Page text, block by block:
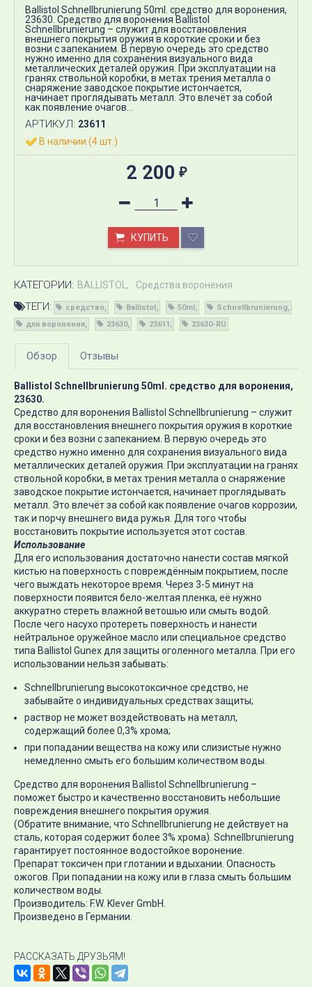
Ballistol Schnellbrunierung 50ml. средство для воронения,
23630. Средство для воронения Ballistol
Schnellbrunierung – служит для восстановления
внешнего покрытия оружия в короткие сроки и без
возни с запеканием. В первую очередь это средство
нужно именно для сохранения визуального вида
металлических деталей оружия. При эксплуатации на
гранях ствольной коробки, в метах трения металла о
снаряжение заводское покрытие истончается,
начинает проглядывать металл. Это влечёт за собой
как появление очагов...
АРТИКУЛ: 23611
В наличии (4 шт.)
2 200 ₽
КУПИТЬ
КАТЕГОРИИ: BALLISTOL Средства воронения
ТЕГИ: средство Ballistol 50ml
Schnellbrunierung
для воронения
23630 23611 23630-RU
Обзор Отзывы
Ballistol Schnellbrunierung 50ml. средство для воронения,
23630.
Средство для воронения Ballistol Schnellbrunierung – служит
для восстановления внешнего покрытия оружия в короткие
сроки и без возни с запеканием. В первую очередь это
средство нужно именно для сохранения визуального вида
металлических деталей оружия. При эксплуатации на гранях
ствольной коробки, в метах трения металла о снаряжение
заводское покрытие истончается, начинает проглядывать
металл. Это влечёт за собой как появление очагов коррозии,
так и порчу внешнего вида ружья. Для того чтобы
восстановить покрытие используется этот состав.
Использование
Для его использования достаточно нанести состав мягкой
кистью на поверхность с повреждённым покрытием, после
чего выждать некоторое время. Через 3-5 минут на
поверхности появится бело-желтая пленка, её нужно
аккуратно стереть влажной ветошью или смыть водой.
После чего насухо протереть поверхность и нанести
нейтральное оружейное масло или специальное средство
типа Ballistol Gunex для защиты оголенного металла. При его
использовании нельзя забывать:
Schnellbrunierung высокотоксичное средство, не
забывайте о индивидуальных средствах защиты;
раствор не может воздействовать на металл,
содержащий более 0,3% хрома;
при попадании вещества на кожу или слизистые нужно
немедленно смыть его большим количеством воды.
Средство для воронения Ballistol Schnellbrunierung –
поможет быстро и качественно восстановить небольшие
повреждения внешнего покрытия оружия.
(Обратите внимание, что Schnellbrunierung не действует на
сталь, которая содержит более 3% хрома). Schnellbrunierung
гарантирует постоянное водостойкое воронение.
Препарат токсичен при глотании и вдыхании. Опасность
ожогов. При попадании на кожу или в глаза смыть большим
количеством воды.
Производитель: F.W. Klever GmbH.
Произведено в Германии.
РАССКАЗАТЬ ДРУЗЬЯМ!